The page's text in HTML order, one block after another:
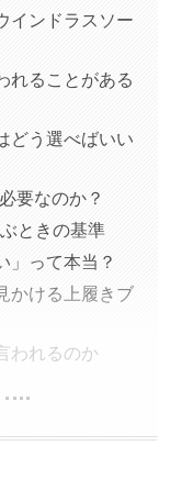
インドラスソー
れることがある
どう選べばいい
要なのか？
ときの基準
」って本当？
かける上履きブ
われるのか